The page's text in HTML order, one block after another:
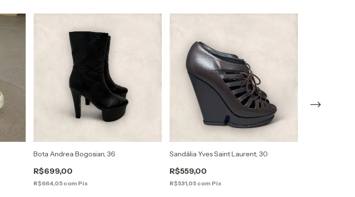
Bota Andrea Bogosian, 36
R$699,00
R$664,05 com Pix
Sandália Yves Saint Laurent, 30
R$559,00
R$531,05 com Pix